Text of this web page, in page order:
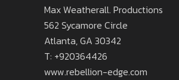
Max Weatherall. Productions
562 Sycamore Circle
Atlanta, GA 30342
T: +920364426
www.rebellion-edge.com